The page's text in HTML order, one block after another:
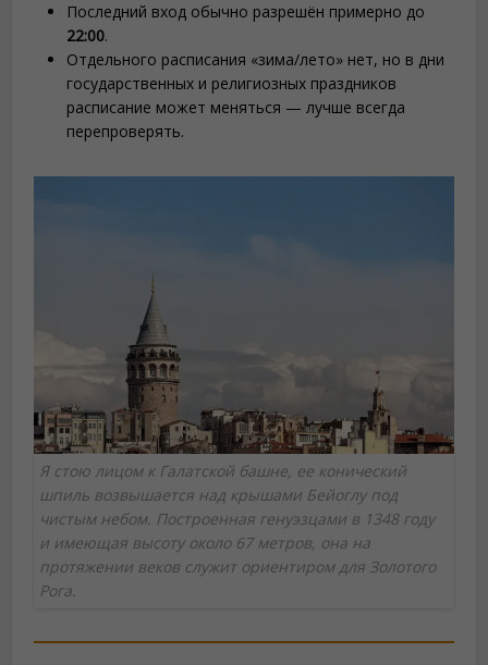
Последний вход обычно разрешён примерно до
22:00.
Отдельного расписания «зима/лето» нет, но в дни
государственных и религиозных праздников
расписание может меняться — лучше всегда
перепроверять.
Я стою лицом к Галатской башне, ее конический
шпиль возвышается над крышами Бейоглу под
чистым небом. Построенная генуэзцами в 1348 году
и имеющая высоту около 67 метров, она на
протяжении веков служит ориентиром для Золотого
Рога.